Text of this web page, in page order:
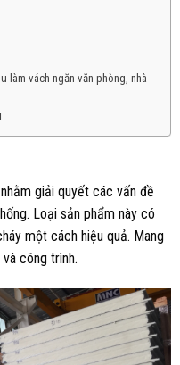
làm vách ngăn văn phòng, nhà
giải quyết các vấn đề
Loại sản phẩm này có
một cách hiệu quả. Mang
công trình.